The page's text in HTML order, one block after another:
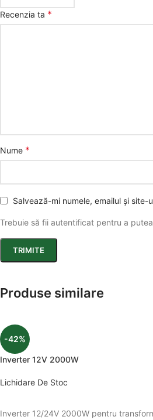
Recenzia ta *
Nume *
Salvează-mi numele, emailul și
Trebuie să fii autentificat pentru a
Produse similare
-42%
Inverter 12V 2000W
Lichidare De Stoc
Inverter 12/24V 2000W pentru